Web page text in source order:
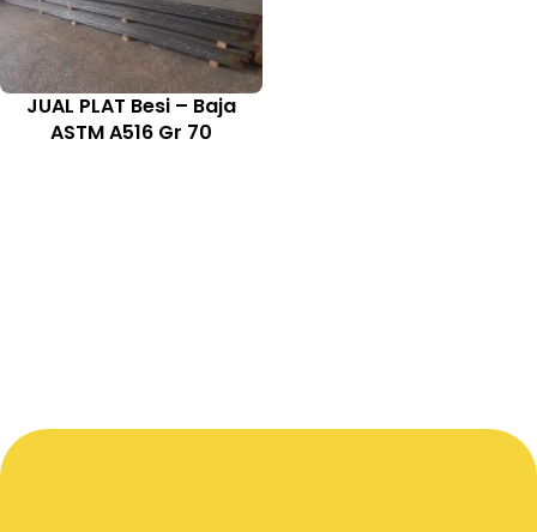
JUAL PLAT Besi – Baja
ASTM A516 Gr 70